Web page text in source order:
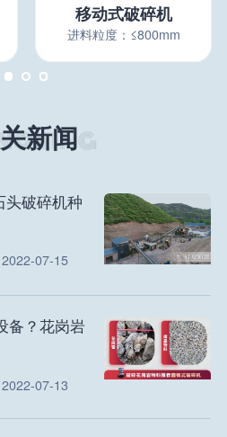
移动式破碎机
进料粒度：≤800mm
新闻
头破碎机种
2022-07-15
备？花岗岩
2022-07-13